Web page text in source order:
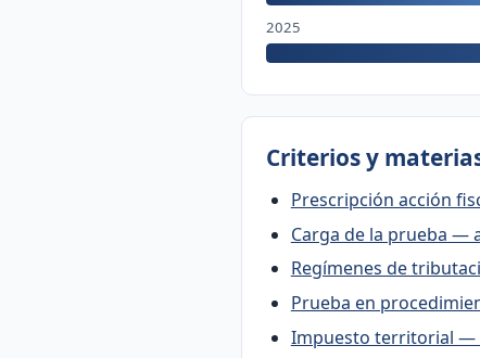
2025
Criterios y
Prescripción acción
Carga de la prueba —
Regímenes de
Prueba en
Impuesto territorial —